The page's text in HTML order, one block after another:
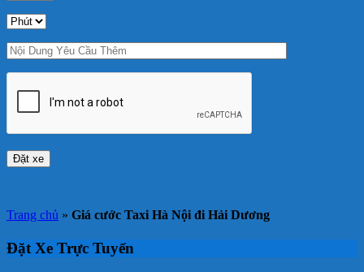
Trang chủ » Giá cước Taxi Hà Nội đi Hải Dương
Đặt Xe Trực Tuyến